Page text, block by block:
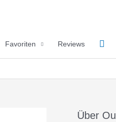
Favoriten Reviews
Über